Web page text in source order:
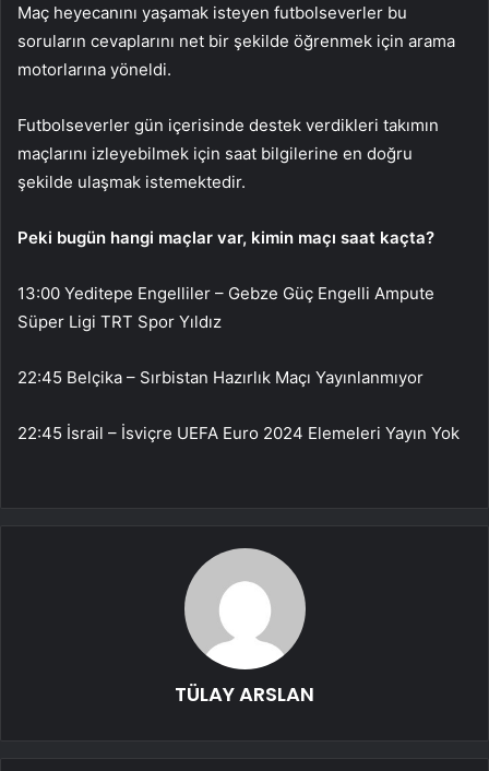
Maç heyecanını yaşamak isteyen futbolseverler bu
soruların cevaplarını net bir şekilde öğrenmek için arama
motorlarına yöneldi.
Futbolseverler gün içerisinde destek verdikleri takımın
maçlarını izleyebilmek için saat bilgilerine en doğru
şekilde ulaşmak istemektedir.
Peki bugün hangi maçlar var, kimin maçı saat kaçta?
13:00 Yeditepe Engelliler – Gebze Güç Engelli Ampute
Süper Ligi TRT Spor Yıldız
22:45 Belçika – Sırbistan Hazırlık Maçı Yayınlanmıyor
22:45 İsrail – İsviçre UEFA Euro 2024 Elemeleri Yayın Yok
TÜLAY ARSLAN